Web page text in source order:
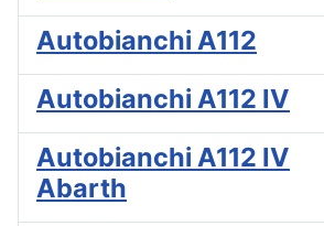
Autobianchi A112
Autobianchi A112 IV
Autobianchi A112 IV
Abarth